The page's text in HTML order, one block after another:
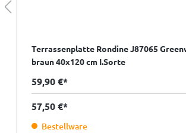
Terrassenplatte Rondine J87065
braun 40x120 cm I.Sorte
59,90 €*
57,50 €*
Bestellware